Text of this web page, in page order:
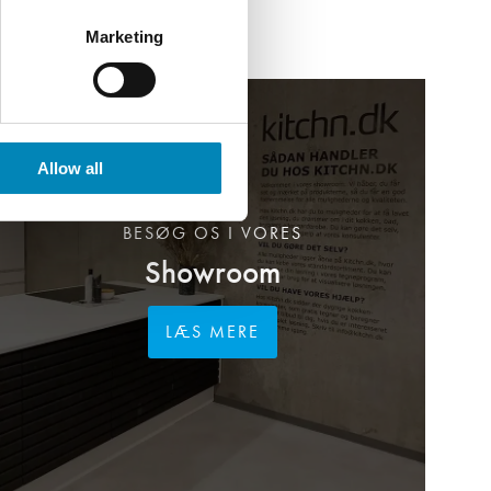
Marketing
Allow all
Showroom
BESØG OS I VORES
LÆS MERE